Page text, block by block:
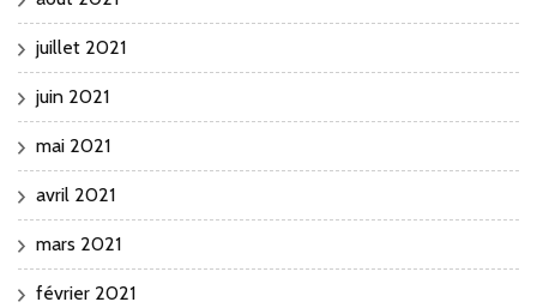
juillet 2021
juin 2021
mai 2021
avril 2021
mars 2021
février 2021